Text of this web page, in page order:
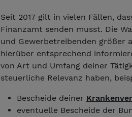
Seit 2017 gilt in vielen Fällen,
Finanzamt senden musst. Die
und Gewerbetreibenden größer
hierüber entsprechend
von Art und Umfang deiner
steuerliche Relevanz haben,
Bescheide deiner
eventuelle Bescheide der